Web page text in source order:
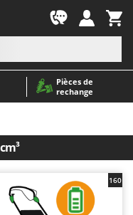
Pièces de
rechange
autoportés
gazon
pour tracteur
160